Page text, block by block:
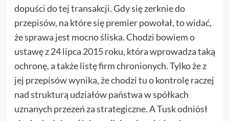
dopuści do tej transakcji. Gdy się zerknie do
przepisów, na które się premier powołał, to widać,
że sprawa jest mocno śliska. Chodzi bowiem o
ustawę z 24 lipca 2015 roku, która wprowadza taką
ochronę, a także listę firm chronionych. Tylko że z
jej przepisów wynika, że chodzi tu o kontrolę raczej
nad strukturą udziałów państwa w spółkach
uznanych przezeń za strategiczne. A Tusk odniósł